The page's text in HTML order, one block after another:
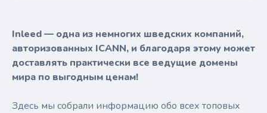
Inleed — одна из немногих шведских компаний,
авторизованных ICANN, и благодаря этому может
доставлять практически все ведущие домены
мира по выгодным ценам!
Здесь мы собрали информацию обо всех топовых